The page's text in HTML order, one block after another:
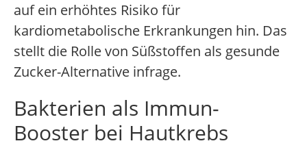
auf ein erhöhtes Risiko für
kardiometabolische Erkrankungen hin. Das
stellt die Rolle von Süßstoffen als gesunde
Zucker-Alternative infrage.
Bakterien als Immun-
Booster bei Hautkrebs